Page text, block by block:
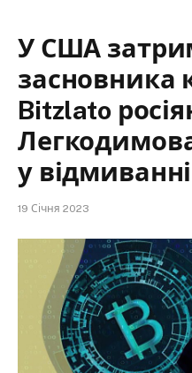
У США
засновника
Bitzlato
у
19 Січня 2023